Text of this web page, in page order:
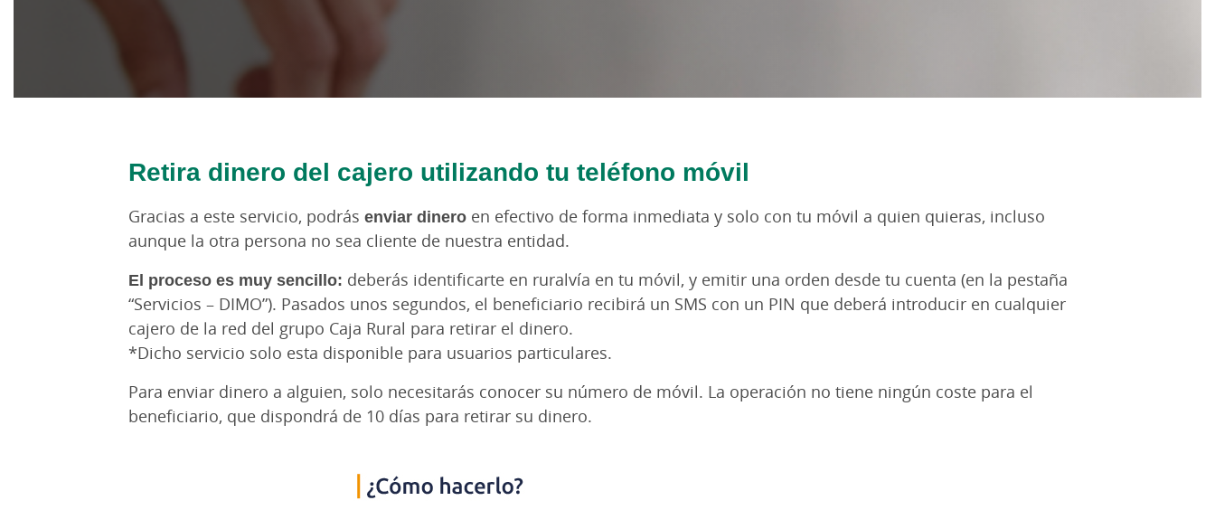
Retira dinero del cajero utilizando tu teléfono móvil
Gracias a este servicio, podrás enviar dinero en efectivo de forma inmediata y solo con tu móvil a quien quieras, incluso
aunque la otra persona no sea cliente de nuestra entidad.
El proceso es muy sencillo: deberás identificarte en ruralvía en tu móvil, y emitir una orden desde tu cuenta (en la pestaña
“Servicios – DIMO”). Pasados unos segundos, el beneficiario recibirá un SMS con un PIN que deberá introducir en cualquier
cajero de la red del grupo Caja Rural para retirar el dinero.
*Dicho servicio solo esta disponible para usuarios particulares.
Para enviar dinero a alguien, solo necesitarás conocer su número de móvil. La operación no tiene ningún coste para el
beneficiario, que dispondrá de 10 días para retirar su dinero.